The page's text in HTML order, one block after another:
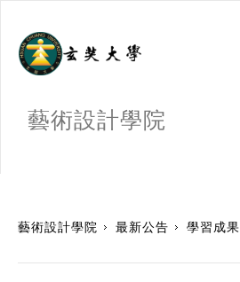
藝術設計學院
藝術設計學院 最新公告 學習成果